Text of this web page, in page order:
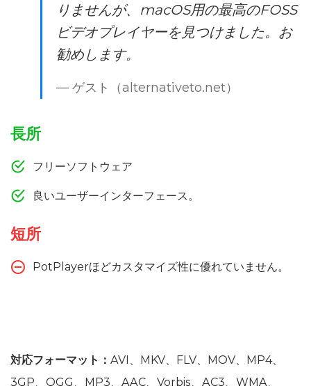
りませんが、macOS用の最高のFOSS
ビデオプレイヤーを見つけました。お
勧めします。
— ゲスト（alternativeto.net）
長所
フリーソフトウェア
良いユーザーインターフェース。
短所
PotPlayerほどカスタマイズ性に優れていません。
対応フォーマット： AVI、MKV、FLV、MOV、MP4、
3GP、OGG、MP3、AAC、Vorbis、AC3、WMA、